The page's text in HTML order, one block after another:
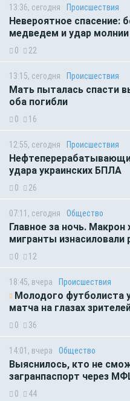
13:36, сегодня Происшествия
Невероятное спасение:
медведем и удар молнии
0 22
13:15, сегодня Происшествия
Мать пыталась спасти
оба погибли
0 16
12:55, сегодня Происшествия
удара украинских БПЛА
0 26
07:11, сегодня Общество
Главное за ночь.
мигранты изнасиловали
0 12
18:45, вчера Происшествия
Молодого футболиста
матча на глазах
0 36
14:01, вчера Общество
Выяснилось, кто не
загранпаспорт через
0 44